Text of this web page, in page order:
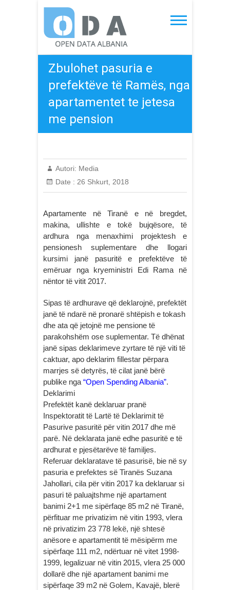
content
Open Data Albania
Zbulohet pasuria e
prefektëve të Ramës, nga
apartamentet te jetesa
me pension
Autori: Media
Date : 26 Shkurt, 2018
Apartamente në Tiranë e në bregdet,
makina, ullishte e tokë bujqësore, të
ardhura nga menaxhimi projektesh e
pensionesh suplementare dhe llogari
kursimi janë pasuritë e prefektëve të
emëruar nga kryeministri Edi Rama në
nëntor të vitit 2017.
Sipas të ardhurave që deklarojnë, prefektët
janë të ndarë në pronarë shtëpish e tokash
dhe ata që jetojnë me pensione të
parakohshëm ose suplementar. Të dhënat
janë sipas deklarimeve zyrtare të një viti të
caktuar, apo deklarim fillestar përpara
marrjes së detyrës, të cilat janë bërë
publike nga “Open Spending Albania”.
Deklarimi
Prefektët kanë deklaruar pranë
Inspektoratit të Lartë të Deklarimit të
Pasurive pasuritë për vitin 2017 dhe më
parë. Në deklarata janë edhe pasuritë e të
ardhurat e pjesëtarëve të familjes.
Referuar deklaratave të pasurisë, bie në sy
pasuria e prefektes së Tiranës Suzana
Jahollari, cila për vitin 2017 ka deklaruar si
pasuri të paluajtshme një apartament
banimi 2+1 me sipërfaqe 85 m2 në Tiranë,
përfituar me privatizim në vitin 1993, vlera
në privatizim 23 778 lekë, një shtesë
anësore e apartamentit të mësipërm me
sipërfaqe 111 m2, ndërtuar në vitet 1998-
1999, legalizuar në vitin 2015, vlera 25 000
dollarë dhe një apartament banimi me
sipërfaqe 39 m2 në Golem, Kavajë, blerë